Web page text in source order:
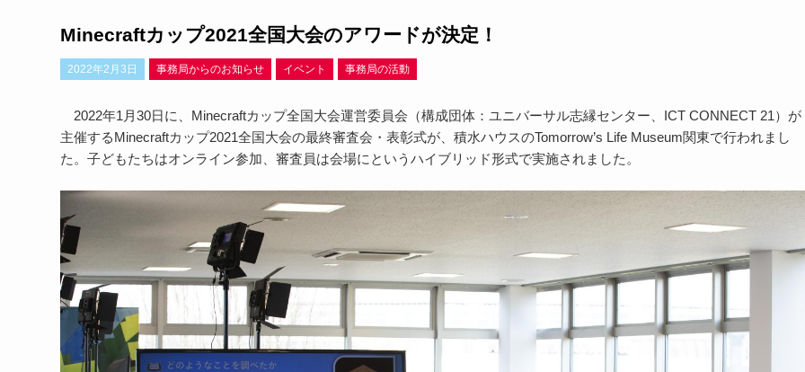
Minecraftカップ2021全国⼤会のアワードが決定！
2022年2月3日 事務局からのお知らせ イベント 事務局の活動
2022年1 月30日に、 Minecraftカップ全国⼤会運営委員会（構成団体：ユニバーサル志縁センター、 ICT CONNECT 21）が
主催するMinecraftカップ2021全国⼤会の最終審査会・表彰式が、積水ハウスのTomorrow’s Life Museum関東で行われまし
た。子どもたちはオンライン参加、審査員は会場にというハイブリッド形式で実施されました。